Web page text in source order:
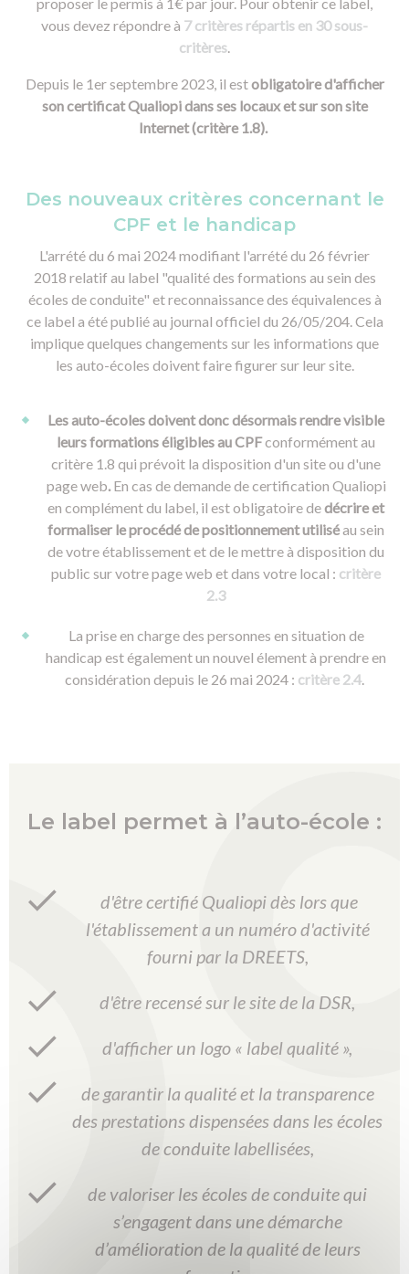
vous devez répondre à 7 critères répartis en 30 sous-
critères.
Depuis le 1er septembre 2023, il estobligatoire d'afficher
son certificat Qualiopi dans ses locaux et sur son site
Internet (critère 1.8).
Des nouveaux critères concernant le
CPF et le handicap
L'arrété du 6 mai 2024 modifiant l'arrété du 26 février
2018 relatif au label "qualité des formations au sein des
écoles de conduite" et reconnaissance des équivalences à
ce label a été publié au journal officiel du 26/05/204. Cela
implique quelques changements sur les informations que
les auto-écoles doivent faire figurer sur leur site.
Les auto-écoles doivent donc désormais rendre visible
leurs formations éligibles au CPFconformément au
critère 1.8 qui prévoit la disposition d'un site ou d'une
page web.En cas de demande de certification Qualiopi
en complément du label, il est obligatoire dedécrire et
formaliser le procédé de positionnement utiliséau sein
de votre établissement et de lemettre à disposition du
public sur votre page web et dans votre local : critère
2.3
La prise en charge des personnes en situation de
handicap est également un nouvel élement à prendre en
considération depuis le 26 mai 2024 : critère 2.4.
Le label permet à l’auto-école :
d'être certifié Qualiopi dès lors que
l'établissement a un numéro d'activité
fourni par la DREETS,
d'être recensé sur le site de la DSR,
d'afficher un logo « label qualité »,
de garantir la qualité et la transparence
des prestations dispensées dans les écoles
de conduite labellisées,
de valoriser les écoles de conduite qui
s’engagent dans une démarche
d’amélioration de la qualité de leurs